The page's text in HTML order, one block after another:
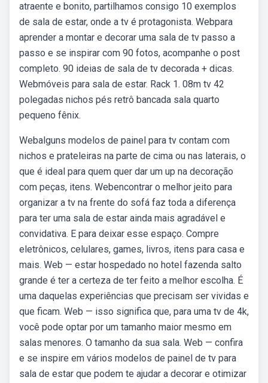
atraente e bonito, partilhamos consigo 10 exemplos
de sala de estar, onde a tv é protagonista. Webpara
aprender a montar e decorar uma sala de tv passo a
passo e se inspirar com 90 fotos, acompanhe o post
completo. 90 ideias de sala de tv decorada + dicas.
Webmóveis para sala de estar. Rack 1. 08m tv 42
polegadas nichos pés retrô bancada sala quarto
pequeno fênix.
Webalguns modelos de painel para tv contam com
nichos e prateleiras na parte de cima ou nas laterais, o
que é ideal para quem quer dar um up na decoração
com peças, itens. Webencontrar o melhor jeito para
organizar a tv na frente do sofá faz toda a diferença
para ter uma sala de estar ainda mais agradável e
convidativa. E para deixar esse espaço. Compre
eletrônicos, celulares, games, livros, itens para casa e
mais. Web — estar hospedado no hotel fazenda salto
grande é ter a certeza de ter feito a melhor escolha. É
uma daquelas experiências que precisam ser vividas e
que ficam. Web — isso significa que, para uma tv de 4k,
você pode optar por um tamanho maior mesmo em
salas menores. O tamanho da sua sala. Web — confira
e se inspire em vários modelos de painel de tv para
sala de estar que podem te ajudar a decorar e otimizar